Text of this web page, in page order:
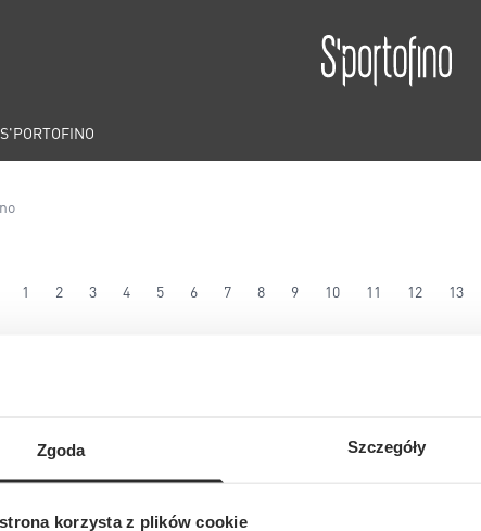
Zgoda Szczegóły
korzysta z plików cookie
1 2 3 4 5 6 7 8 9 10 11 12 13